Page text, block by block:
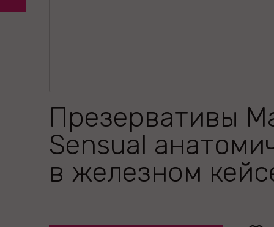
Презервативы
Sensual
в железном